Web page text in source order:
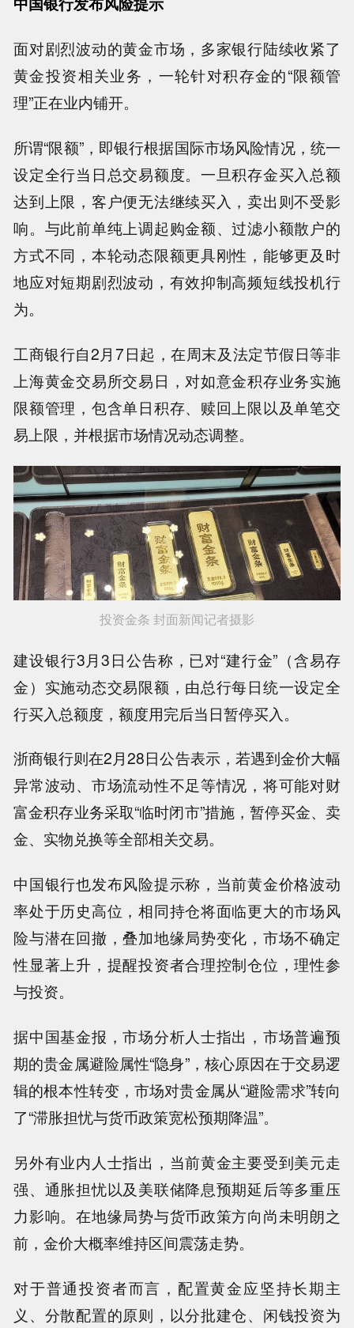
面对剧烈波动的黄金市场，多家银行陆续收紧了
黄金投资相关业务，一轮针对积存金的“限额管
理”正在业内铺开。
所谓“限额”，即银行根据国际市场风险情况，统一
设定全行当日总交易额度。一旦积存金买入总额
达到上限，客户便无法继续买入，卖出则不受影
响。与此前单纯上调起购金额、过滤小额散户的
方式不同，本轮动态限额更具刚性，能够更及时
地应对短期剧烈波动，有效抑制高频短线投机行
为。
工商银行自2月7日起，在周末及法定节假日等非
上海黄金交易所交易日，对如意金积存业务实施
限额管理，包含单日积存、赎回上限以及单笔交
易上限，并根据市场情况动态调整。
投资金条 封面新闻记者摄影
建设银行3月3日公告称，已对“建行金”（含易存
金）实施动态交易限额，由总行每日统一设定全
行买入总额度，额度用完后当日暂停买入。
浙商银行则在2月28日公告表示，若遇到金价大幅
异常波动、市场流动性不足等情况，将可能对财
富金积存业务采取“临时闭市”措施，暂停买金、卖
金、实物兑换等全部相关交易。
中国银行也发布风险提示称，当前黄金价格波动
率处于历史高位，相同持仓将面临更大的市场风
险与潜在回撤，叠加地缘局势变化，市场不确定
性显著上升，提醒投资者合理控制仓位，理性参
与投资。
据中国基金报，市场分析人士指出，市场普遍预
期的贵金属避险属性“隐身”，核心原因在于交易逻
辑的根本性转变，市场对贵金属从“避险需求”转向
了“滞胀担忧与货币政策宽松预期降温”。
另外有业内人士指出，当前黄金主要受到美元走
强、通胀担忧以及美联储降息预期延后等多重压
力影响。在地缘局势与货币政策方向尚未明朗之
前，金价大概率维持区间震荡走势。
对于普通投资者而言，配置黄金应坚持长期主
义、分散配置的原则，以分批建仓、闲钱投资为